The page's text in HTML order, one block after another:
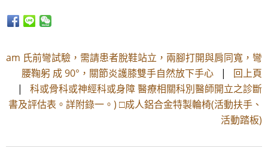
am 氏前彎試驗，需請患者脫鞋站立，兩腳打開與肩同寬，彎
腰鞠躬 成 90°，關節炎護膝雙手自然放下手心 | 回上頁
| 科或骨科或神經科或身障 醫療相關科別醫師開立之診斷
書及評估表。詳附錄一。) □成人鋁合金特製輪椅(活動扶手、
活動踏板)